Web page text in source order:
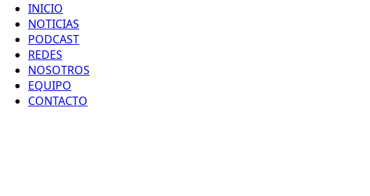
INICIO
NOTICIAS
PODCAST
REDES
NOSOTROS
EQUIPO
CONTACTO